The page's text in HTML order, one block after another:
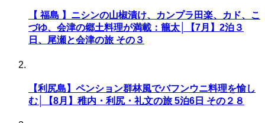
【 福島 】ニシンの山椒漬け、カンプラ田楽、カド、こ
づゆ、会津の郷土料理が満載：籠太│【7月】2泊３
日、尾瀬と会津の旅 その３
【利尻島】ペンション群林風でバフンウニ料理を愉し
む│【8月】稚内・利尻・礼文の旅 5泊6日 その２８